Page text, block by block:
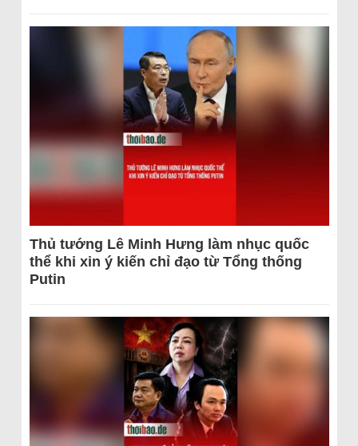
Thủ tướng Lê Minh Hưng làm nhục quốc
thể khi xin ý kiến chỉ đạo từ Tổng thống
Putin